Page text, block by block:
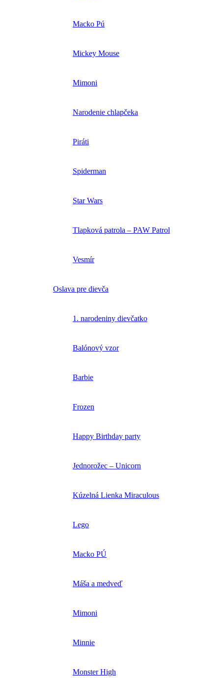
Macko Pú
Mickey Mouse
Mimoni
Narodenie chlapčeka
Piráti
Spiderman
Star Wars
Tlapková patrola – PAW Patrol
Vesmír
Oslava pre dievča
1. narodeniny dievčatko
Balónový vzor
Barbie
Frozen
Happy Birthday party
Jednorožec – Unicorn
Kúzelná Lienka Miraculous
Lego
Macko PÚ
Máša a medveď
Mimoni
Minnie
Monster High